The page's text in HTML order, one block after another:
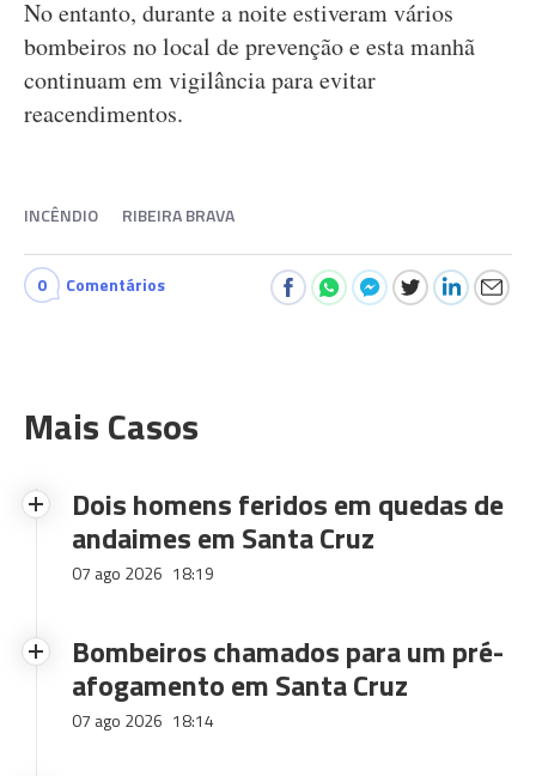
No entanto, durante a noite estiveram vários
bombeiros no local de prevenção e esta manhã
continuam em vigilância para evitar
reacendimentos.
INCÊNDIO RIBEIRA BRAVA
0 Comentários
Mais Casos
Dois homens feridos em quedas de
andaimes em Santa Cruz
07 ago 2026 18:19
Bombeiros chamados para um pré-
afogamento em Santa Cruz
07 ago 2026 18:14